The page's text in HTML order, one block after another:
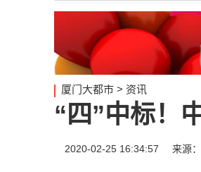
厦门大都市 > 资讯
“四”中标！
2020-02-25 16:34:57 来源：